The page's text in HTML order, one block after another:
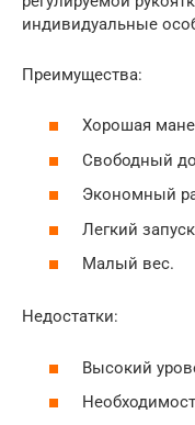
индивидуальные
Преимущества:
Хорошая
Свободный
Экономный
Легкий
Малый вес.
Недостатки:
Высокий